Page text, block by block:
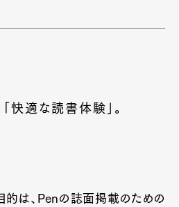
快適な読書体験」。
的は、Penの誌面掲載のための